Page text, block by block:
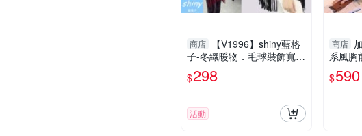
商店
【V1996】shiny藍格
子-冬織暖物．毛球裝飾寬鬆
流蘇下擺斗篷外套
$298
活動
商店
系風胸
袖上
圈熊中
$590